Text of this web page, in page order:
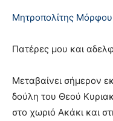
Μητροπολίτης
Πατέρες μου και
Μεταβαίνει σήμερον
δούλη του Θεού
στο χωριό Ακάκι και